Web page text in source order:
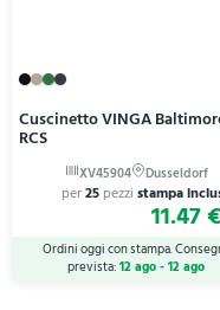
Cuscinetto VINGA
RCS
per25 pezzi stampa
11.47 €
Ordini oggi con stampa.
prevista:12 ago - 12 ago